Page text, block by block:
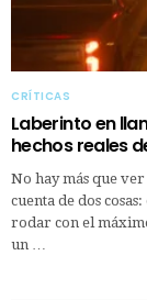
CRÍTICAS
Laberinto en
hechos reales
No hay más que
cuenta de dos
rodar con el
un …